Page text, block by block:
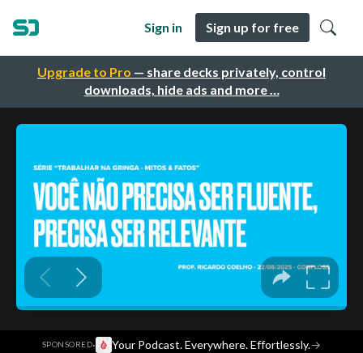
Upgrade to Pro — share decks privately, control
downloads, hide ads and more …
Sign in Sign up for free
SPONSORED· Your Podcast. Everywhere. Effortlessly.→